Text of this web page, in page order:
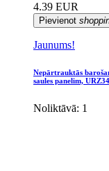
4.39 EUR
Pievienot
Jaunums!
Nepārtrauktās
saules panelim,
Noliktāvā: 1